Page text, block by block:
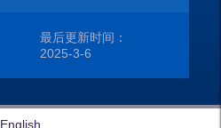
最后更新时间：
2025-3-6
English